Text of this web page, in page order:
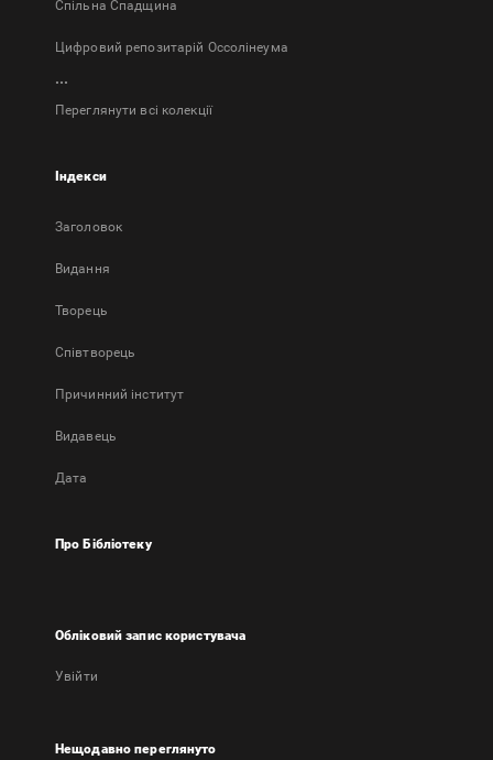
Спільна Спадщина
Цифровий репозитарій Оссолінеума
...
Переглянути всі колекції
Індекси
Заголовок
Bидання
Творець
Співтворець
Причинний інститут
Видавець
Дата
Про Бібліотеку
Обліковий запис користувача
Увійти
Нещодавно переглянуто